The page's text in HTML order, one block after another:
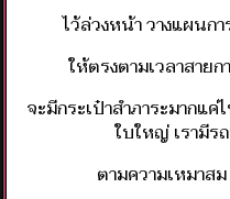
ไว้ล่วงหน้า วางแผนก
ให้ตรงตามเวลาสาย
จะมีกระเป๋าสำภาระมากแ
ใบใหญ่ เรามีร
ตามความเหมาส